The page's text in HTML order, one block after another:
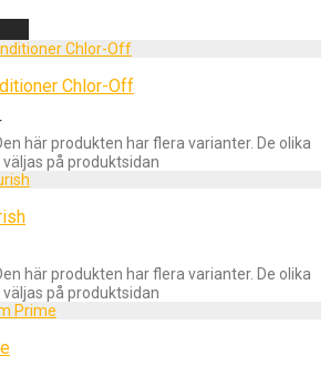
Chlor-Off
här produkten har flera varianter. De olika
på produktsidan
här produkten har flera varianter. De olika
på produktsidan